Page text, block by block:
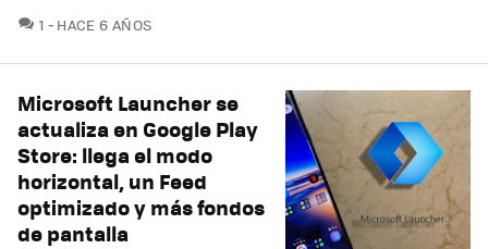
1 COMENTARIOS
HACE 6 AÑOS
Microsoft Launcher se
actualiza en Google Play
Store: llega el modo
horizontal, un Feed
optimizado y más fondos
de pantalla